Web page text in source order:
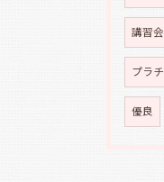
講習会
プラ
優良